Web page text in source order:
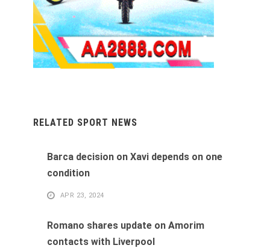
RELATED SPORT NEWS
Barca decision on Xavi depends on one
condition
APR 23, 2024
Romano shares update on Amorim
contacts with Liverpool